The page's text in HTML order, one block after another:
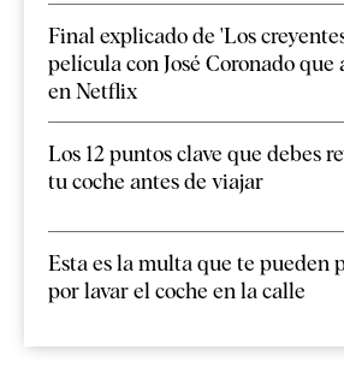
Final explicado de 'Los
película con José Coronado que
en Netflix
Los 12 puntos clave que debes
tu coche antes de viajar
Esta es la multa que te pueden
por lavar el coche en la calle